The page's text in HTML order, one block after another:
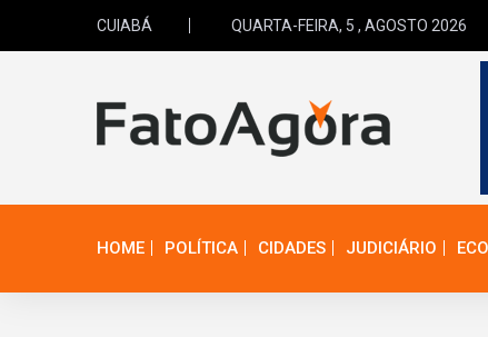
CUIABÁ QUARTA-FEIRA, 5 , AGOSTO 2026
HOME POLÍTICA CIDADES JUDICIÁRIO